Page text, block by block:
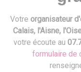
Votre organisateur
Calais, l'Aisne,
votre écoute au
formulaire de